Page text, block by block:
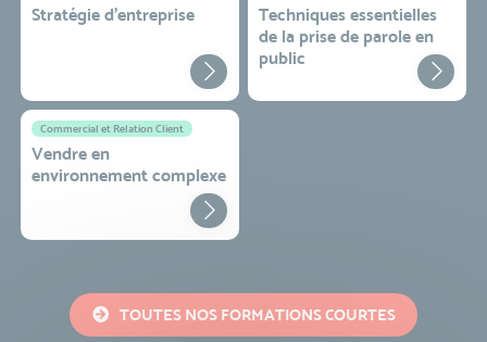
Stratégie d’entreprise
Techniques essentielles
de la prise de parole en
public
Commercial et Relation Client
Vendre en
environnement complexe
TOUTES NOS FORMATIONS COURTES